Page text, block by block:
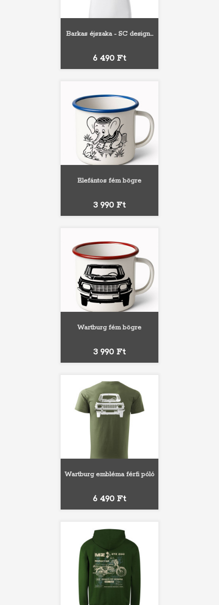
Barkas éjszaka - SC design...
Ár
6 490 Ft
Elefántos fém bögre
Ár
3 990 Ft
Wartburg fém bögre
Ár
3 990 Ft
Wartburg embléma férfi póló
Ár
6 490 Ft